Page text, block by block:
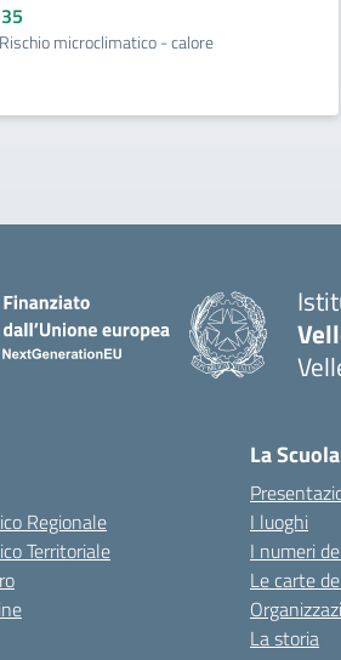
microclimatico - calore
Regionale
Territoriale
La Scuola
I luoghi
I numeri
Le carte
La storia